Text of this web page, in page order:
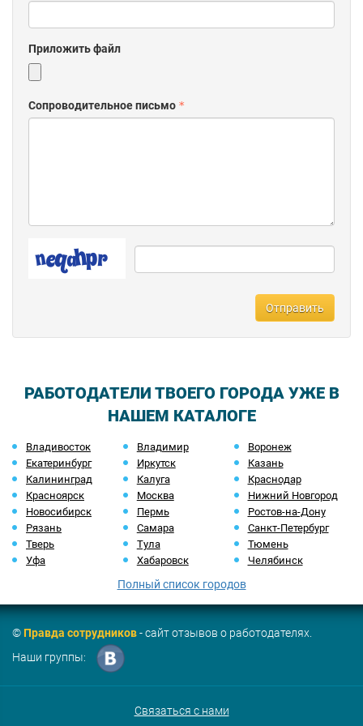
Приложить файл
Сопроводительное письмо
Отправить
РАБОТОДАТЕЛИ ТВОЕГО ГОРОДА УЖЕ В
НАШЕМ КАТАЛОГЕ
Владивосток Владимир
Воронеж
Екатеринбург
Иркутск
Казань
Калининград
Калуга
Краснодар
Красноярск
Москва
Нижний Новгород
Новосибирск
Пермь
Ростов-на-Дону
Рязань
Самара
Санкт-Петербург
Тверь
Тула
Тюмень
Уфа
Хабаровск Челябинск
Полный список городов
©Правда сотрудников- сайт отзывов о работодателях.
Наши группы:
Связаться с нами